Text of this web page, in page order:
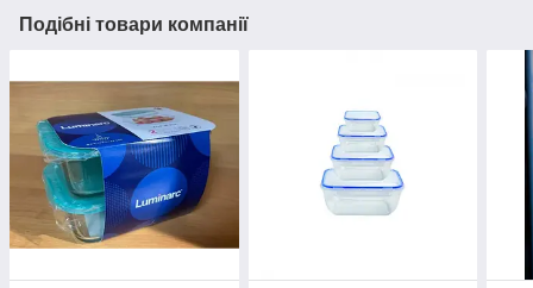
Подібні товари компанії